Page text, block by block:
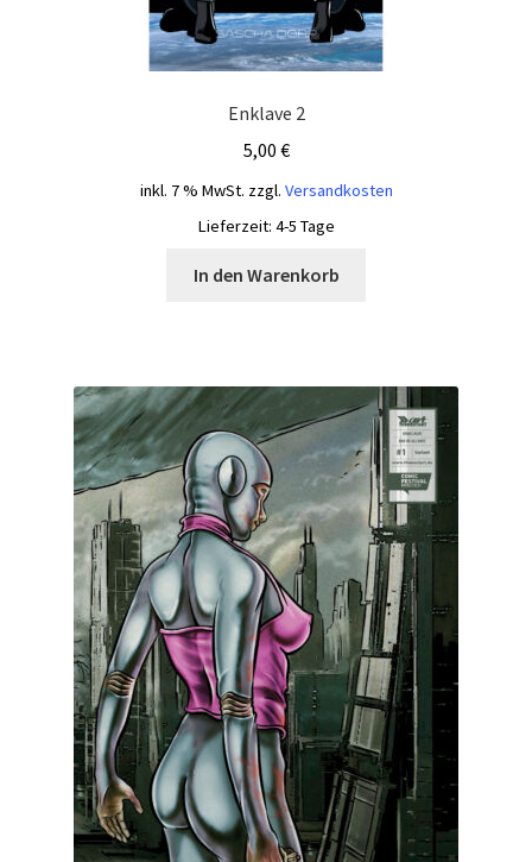
Enklave 2
5,00 €
inkl. 7 % MwSt. zzgl. Versandkosten
Lieferzeit: 4-5 Tage
In den Warenkorb